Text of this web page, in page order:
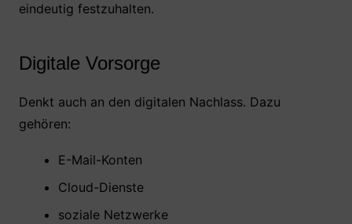
eindeutig festzuhalten.
Digitale Vorsorge
Denkt auch an den digitalen Nachlass. Dazu
gehören:
E-Mail-Konten
Cloud-Dienste
soziale Netzwerke